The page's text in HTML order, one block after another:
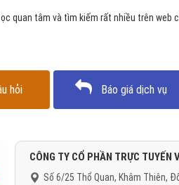
quan tâm và tìm kiếm rất nhiều trên web
hỏi Báo giá dịch vụ
CÔNG TY CỔ PHẦN TRỰC TUYẾN
Số 6/25 Thổ Quan, Khâm Thiên,